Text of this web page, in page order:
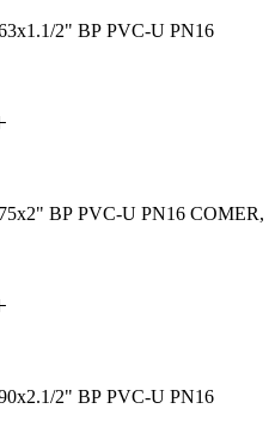
2" ВР PVC-U PN16
ВР PVC-U PN16 COMER,
2" ВР PVC-U PN16